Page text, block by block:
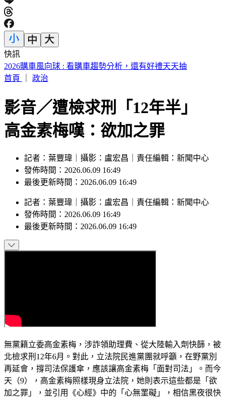
快訊
川湖處置首日仍飆12,220元天價 目標價曝光
首頁
政治
影音／遭檢求刑「12年半」
高金素梅嘆：欲加之罪
記者：葉豐瑋｜攝影：盧宏昌｜責任編輯：新聞中心
發佈時間：2026.06.09 16:49
最後更新時間：2026.06.09 16:49
記者 ： 葉豐瑋 攝影 ： 盧宏昌 責任編輯 ： 新聞中心
發佈時間： 2026.06.09 16:49
最後更新時間： 2026.06.09 16:49
無黨籍立委高金素梅，涉詐領助理費、從大陸輸入劑快篩，被
北檢求刑12年6月。對此，立法院民進黨團就呼籲，在野黨別
再延會，撐司法保護傘，應該讓高金素梅「面對司法」。而今
天（9），高金素梅照樣現身立法院，她則表示這些都是「欲
加之罪」，並引用《心經》中的「心無罣礙」，相信黑夜很快